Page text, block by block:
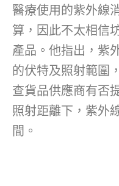
醫療使用的紫外線
算，因此不太相信
產品。他指出，紫
的伏特及照射範圍
查貨品供應商有否
照射距離下，紫外
間。